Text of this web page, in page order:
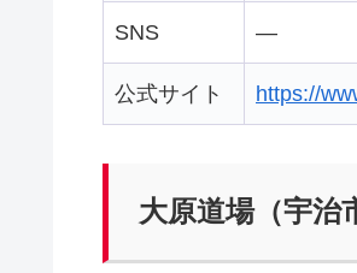
SNS —
公式サイト https://
大原道場（宇治